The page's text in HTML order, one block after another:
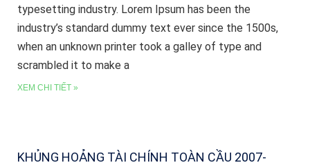
typesetting industry. Lorem Ipsum has been the
industry’s standard dummy text ever since the 1500s,
when an unknown printer took a galley of type and
scrambled it to make a
XEM CHI TIẾT »
KHỦNG HOẢNG TÀI CHÍNH TOÀN CẦU 2007-